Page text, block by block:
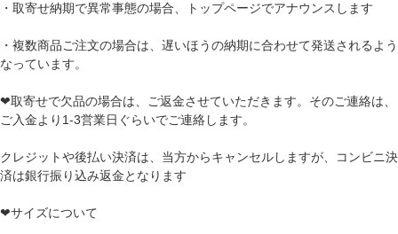
・取寄せ納期で異常事態の場合、トップページでアナウンスします
・複数商品ご注文の場合は、遅いほうの納期に合わせて発送されるよう
なっています。
❤取寄せで欠品の場合は、ご返金させていただきます。そのご連絡は、
ご入金より1-3営業日ぐらいでご連絡します。
クレジットや後払い決済は、当方からキャンセルしますが、コンビニ決
済は銀行振り込み返金となります
❤サイズについて